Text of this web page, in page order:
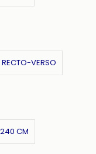
VERSO
240 CM